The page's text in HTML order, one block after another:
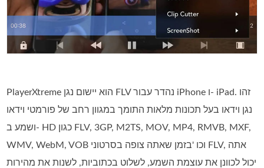
PlayerXtreme הוא יישום נגן FLV נהדר עבור iPhone ו- iPad. זהו
נגן וידאו בעל תכונות מלאות התומך במגוון רחב של פורמטי וידאו
ושמע ב- HD כגון FLV, 3GP, M2TS, MOV, MP4, RMVB, MXF,
WMV, WebM, VOB וכו 'בזמן שאתה צופה בסרטוני FLV, אתה
יכול לכוונן את עוצמת השמע, לשלוט בכתוביות, לשנות את מהירות